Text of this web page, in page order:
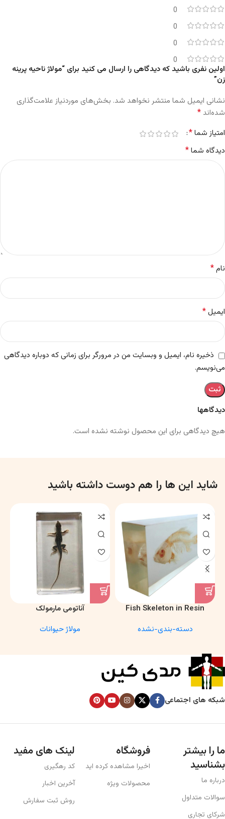
0
0
0
0
دیدگاهها
هیچ دیدگاهی برای این محصول نوشته نشده است.
اولین نفری باشید که دیدگاهی را ارسال می کنید برای “مولاژ ناحیه پرینه
زن”
نشانی ایمیل شما منتشر نخواهد شد. بخش‌های موردنیاز علامت‌گذاری
شده‌اند *
امتیاز شما*
دیدگاه شما*
نام*
ایمیل*
ذخیره نام، ایمیل و وبسایت من در مرورگر برای زمانی که دوباره دیدگاهی
می‌نویسم.
شاید این ها را هم دوست داشته باشید
Fish Skeleton in Resin
Anatomy Specimen
دسته-بندی-نشده
آناتومی مارمولک
مولاژ حیوانات
شبکه های اجتماعی
ما را بیشتر
بشناسید
درباره ما
سوالات متداول
شرکای تجاری
فروشگاه
اخیرا مشاهده کرده اید
محصولات ویژه
لینک های مفید
کد رهگیری
آخرین اخبار
روش ثبت سفارش